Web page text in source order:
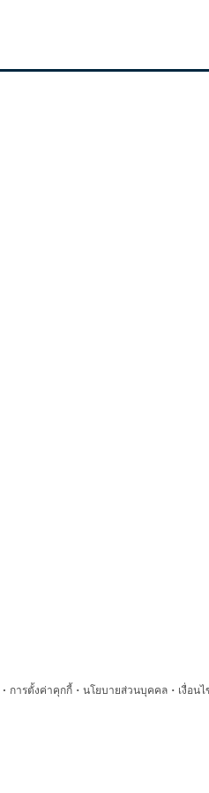
· การตั้งค่าคุกกี้· นโยบายส่วนบุคคล · เงื่อน